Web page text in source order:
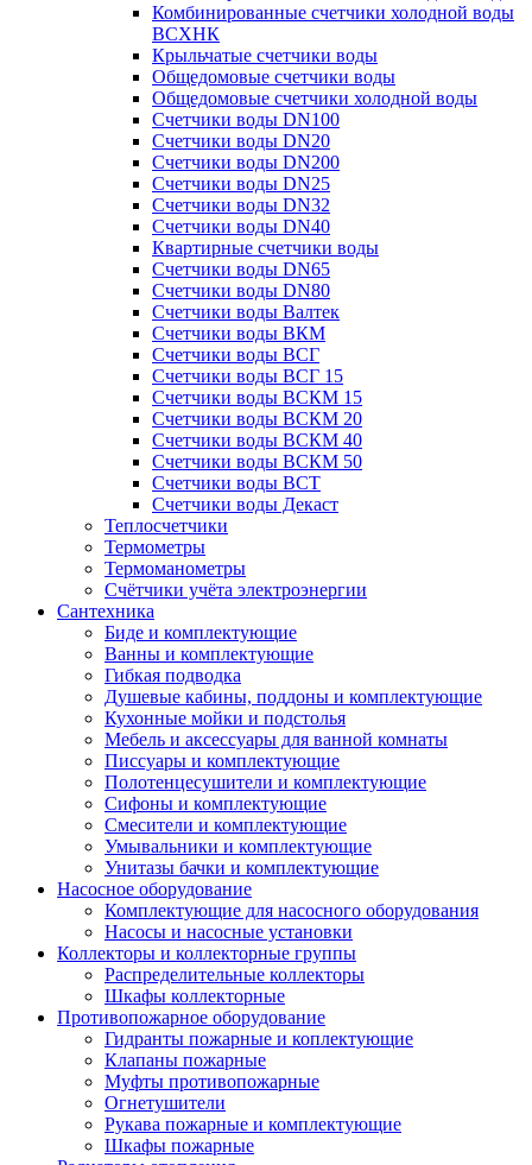
Комбинированные счетчики холодной воды
ВСХНК
Крыльчатые счетчики воды
Общедомовые счетчики воды
Общедомовые счетчики холодной воды
Счетчики воды DN100
Счетчики воды DN20
Счетчики воды DN200
Счетчики воды DN25
Счетчики воды DN32
Счетчики воды DN40
Квартирные счетчики воды
Счетчики воды DN65
Счетчики воды DN80
Счетчики воды Валтек
Счетчики воды ВКМ
Счетчики воды ВСГ
Счетчики воды ВСГ 15
Счетчики воды ВСКМ 15
Счетчики воды ВСКМ 20
Счетчики воды ВСКМ 40
Счетчики воды ВСКМ 50
Счетчики воды ВСТ
Счетчики воды Декаст
Теплосчетчики
Термометры
Термоманометры
Счётчики учёта электроэнергии
Сантехника
Биде и комплектующие
Ванны и комплектующие
Гибкая подводка
Душевые кабины, поддоны и комплектующие
Кухонные мойки и подстолья
Мебель и аксессуары для ванной комнаты
Писсуары и комплектующие
Полотенцесушители и комплектующие
Сифоны и комплектующие
Смесители и комплектующие
Умывальники и комплектующие
Унитазы бачки и комплектующие
Насосное оборудование
Комплектующие для насосного оборудования
Насосы и насосные установки
Коллекторы и коллекторные группы
Распределительные коллекторы
Шкафы коллекторные
Противопожарное оборудование
Гидранты пожарные и коплектующие
Клапаны пожарные
Муфты противопожарные
Огнетушители
Рукава пожарные и комплектующие
Шкафы пожарные